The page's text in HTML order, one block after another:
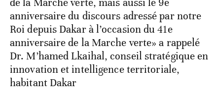
de la Marche verte, mais aussi le 9e
anniversaire du discours adressé par notre
Roi depuis Dakar à l’occasion du 41e
anniversaire de la Marche verte» a rappelé
Dr. M’hamed Lkaihal, conseil stratégique en
innovation et intelligence territoriale,
habitant Dakar